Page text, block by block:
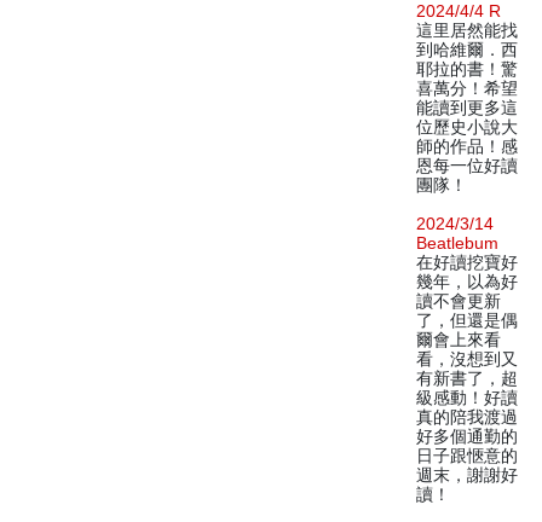
2024/4/4 R
這里居然能找
到哈維爾．西
耶拉的書！驚
喜萬分！希望
能讀到更多這
位歷史小說大
師的作品！感
恩每一位好讀
團隊！
2024/3/14
Beatlebum
在好讀挖寶好
幾年，以為好
讀不會更新
了，但還是偶
爾會上來看
看，沒想到又
有新書了，超
級感動！好讀
真的陪我渡過
好多個通勤的
日子跟愜意的
週末，謝謝好
讀！